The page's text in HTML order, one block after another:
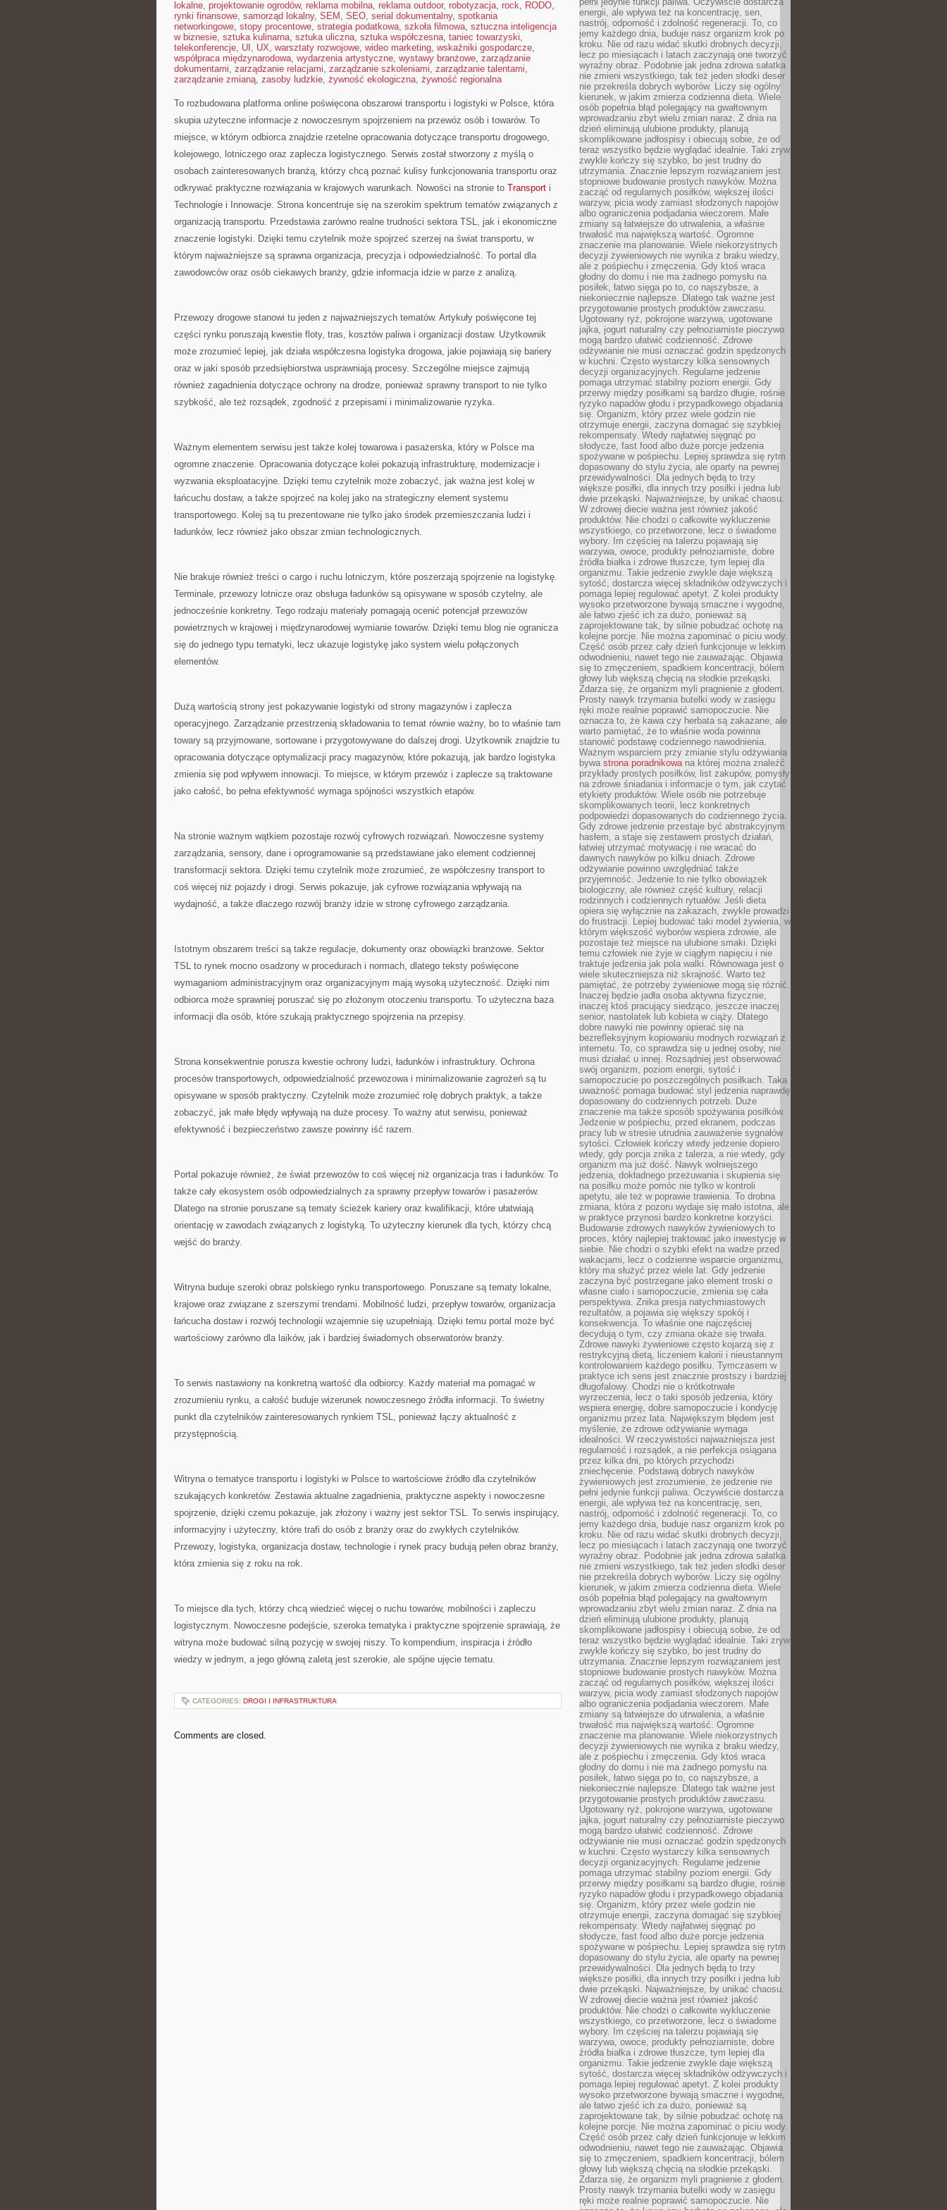
lokalne, projektowanie ogrodów, reklama mobilna, reklama outdoor, robotyzacja, rock, RODO,
rynki finansowe, samorząd lokalny, SEM , SEO, serial dokumentalny, spotkania
networkingowe, stopy procentowe, strategia podatkowa, szkoła filmowa, sztuczna inteligencja
w biznesie, sztuka kulinarna, sztuka uliczna, sztuka współczesna, taniec towarzyski,
telekonferencje, UI , UX, warsztaty rozwojowe, wideo marketing, wskaźniki gospodarcze,
współpraca międzynarodowa, wydarzenia artystyczne, wystawy branżowe, zarządzanie
dokumentami, zarządzanie relacjami, zarządzanie szkoleniami, zarządzanie talentami,
zarządzanie zmianą, zasoby ludzkie, żywność ekologiczna, żywność regionalna
To rozbudowana platforma online poświęcona obszarowi transportu i logistyki w Polsce, która
skupia użyteczne informacje z nowoczesnym spojrzeniem na przewóz osób i towarów. To
miejsce, w którym odbiorca znajdzie rzetelne opracowania dotyczące transportu drogowego,
kolejowego, lotniczego oraz zaplecza logistycznego. Serwis został stworzony z myślą o
osobach zainteresowanych branżą, którzy chcą poznać kulisy funkcjonowania transportu oraz
odkrywać praktyczne rozwiązania w krajowych warunkach. Nowości na stronie to Transport i
Technologie i Innowacje. Strona koncentruje się na szerokim spektrum tematów związanych z
organizacją transportu. Przedstawia zarówno realne trudności sektora TSL, jak i ekonomiczne
znaczenie logistyki. Dzięki temu czytelnik może spojrzeć szerzej na świat transportu, w
którym najważniejsze są sprawna organizacja, precyzja i odpowiedzialność. To portal dla
zawodowców oraz osób ciekawych branży, gdzie informacja idzie w parze z analizą.
Przewozy drogowe stanowi tu jeden z najważniejszych tematów. Artykuły poświęcone tej
części rynku poruszają kwestie floty, tras, kosztów paliwa i organizacji dostaw. Użytkownik
może zrozumieć lepiej, jak działa współczesna logistyka drogowa, jakie pojawiają się bariery
oraz w jaki sposób przedsiębiorstwa usprawniają procesy. Szczególne miejsce zajmują
również zagadnienia dotyczące ochrony na drodze, ponieważ sprawny transport to nie tylko
szybkość, ale też rozsądek, zgodność z przepisami i minimalizowanie ryzyka.
Ważnym elementem serwisu jest także kolej towarowa i pasażerska, który w Polsce ma
ogromne znaczenie. Opracowania dotyczące kolei pokazują infrastrukturę, modernizacje i
wyzwania eksploatacyjne. Dzięki temu czytelnik może zobaczyć, jak ważna jest kolej w
łańcuchu dostaw, a także spojrzeć na kolej jako na strategiczny element systemu
transportowego. Kolej są tu prezentowane nie tylko jako środek przemieszczania ludzi i
ładunków, lecz również jako obszar zmian technologicznych.
Nie brakuje również treści o cargo i ruchu lotniczym, które poszerzają spojrzenie na logistykę.
Terminale, przewozy lotnicze oraz obsługa ładunków są opisywane w sposób czytelny, ale
jednocześnie konkretny. Tego rodzaju materiały pomagają ocenić potencjał przewozów
powietrznych w krajowej i międzynarodowej wymianie towarów. Dzięki temu blog nie ogranicza
się do jednego typu tematyki, lecz ukazuje logistykę jako system wielu połączonych
elementów.
Dużą wartością strony jest pokazywanie logistyki od strony magazynów i zaplecza
operacyjnego. Zarządzanie przestrzenią składowania to temat równie ważny, bo to właśnie tam
towary są przyjmowane, sortowane i przygotowywane do dalszej drogi. Użytkownik znajdzie tu
opracowania dotyczące optymalizacji pracy magazynów, które pokazują, jak bardzo logistyka
zmienia się pod wpływem innowacji. To miejsce, w którym przewóz i zaplecze są traktowane
jako całość, bo pełna efektywność wymaga spójności wszystkich etapów.
Na stronie ważnym wątkiem pozostaje rozwój cyfrowych rozwiązań. Nowoczesne systemy
zarządzania, sensory, dane i oprogramowanie są przedstawiane jako element codziennej
transformacji sektora. Dzięki temu czytelnik może zrozumieć, że współczesny transport to
coś więcej niż pojazdy i drogi. Serwis pokazuje, jak cyfrowe rozwiązania wpływają na
wydajność, a także dlaczego rozwój branży idzie w stronę cyfrowego zarządzania.
Istotnym obszarem treści są także regulacje, dokumenty oraz obowiązki branżowe. Sektor
TSL to rynek mocno osadzony w procedurach i normach, dlatego teksty poświęcone
wymaganiom administracyjnym oraz organizacyjnym mają wysoką użyteczność. Dzięki nim
odbiorca może sprawniej poruszać się po złożonym otoczeniu transportu. To użyteczna baza
informacji dla osób, które szukają praktycznego spojrzenia na przepisy.
Strona konsekwentnie porusza kwestie ochrony ludzi, ładunków i infrastruktury. Ochrona
procesów transportowych, odpowiedzialność przewozowa i minimalizowanie zagrożeń są tu
opisywane w sposób praktyczny. Czytelnik może zrozumieć rolę dobrych praktyk, a także
zobaczyć, jak małe błędy wpływają na duże procesy. To ważny atut serwisu, ponieważ
efektywność i bezpieczeństwo zawsze powinny iść razem.
Portal pokazuje również, że świat przewozów to coś więcej niż organizacja tras i ładunków. To
także cały ekosystem osób odpowiedzialnych za sprawny przepływ towarów i pasażerów.
Dlatego na stronie poruszane są tematy ścieżek kariery oraz kwalifikacji, które ułatwiają
orientację w zawodach związanych z logistyką. To użyteczny kierunek dla tych, którzy chcą
wejść do branży.
Witryna buduje szeroki obraz polskiego rynku transportowego. Poruszane są tematy lokalne,
krajowe oraz związane z szerszymi trendami. Mobilność ludzi, przepływ towarów, organizacja
łańcucha dostaw i rozwój technologii wzajemnie się uzupełniają. Dzięki temu portal może być
wartościowy zarówno dla laików, jak i bardziej świadomych obserwatorów branży.
To serwis nastawiony na konkretną wartość dla odbiorcy. Każdy materiał ma pomagać w
zrozumieniu rynku, a całość buduje wizerunek nowoczesnego źródła informacji. To świetny
punkt dla czytelników zainteresowanych rynkiem TSL, ponieważ łączy aktualność z
przystępnością.
Witryna o tematyce transportu i logistyki w Polsce to wartościowe źródło dla czytelników
szukających konkretów. Zestawia aktualne zagadnienia, praktyczne aspekty i nowoczesne
spojrzenie, dzięki czemu pokazuje, jak złożony i ważny jest sektor TSL. To serwis inspirujący,
informacyjny i użyteczny, które trafi do osób z branży oraz do zwykłych czytelników.
Przewozy, logistyka, organizacja dostaw, technologie i rynek pracy budują pełen obraz branży,
która zmienia się z roku na rok.
To miejsce dla tych, którzy chcą wiedzieć więcej o ruchu towarów, mobilności i zapleczu
logistycznym. Nowoczesne podejście, szeroka tematyka i praktyczne spojrzenie sprawiają, że
witryna może budować silną pozycję w swojej niszy. To kompendium, inspiracja i źródło
wiedzy w jednym, a jego główną zaletą jest szerokie, ale spójne ujęcie tematu.
CATEGORIES: DROGI I INFRASTRUKTURA
Comments are closed.
energii, ale wpływa też na koncentrację, sen,
nastrój, odporność i zdolność regeneracji. To, co
jemy każdego dnia, buduje nasz organizm krok po
kroku. Nie od razu widać skutki drobnych decyzji,
lecz po miesiącach i latach zaczynają one tworzyć
wyraźny obraz. Podobnie jak jedna zdrowa sałatka
nie zmieni wszystkiego, tak też jeden słodki deser
nie przekreśla dobrych wyborów. Liczy się ogólny
kierunek, w jakim zmierza codzienna dieta. Wiele
osób popełnia błąd polegający na gwałtownym
wprowadzaniu zbyt wielu zmian naraz. Z dnia na
dzień eliminują ulubione produkty, planują
skomplikowane jadłospisy i obiecują sobie, że od
teraz wszystko będzie wyglądać idealnie. Taki zryw
zwykle kończy się szybko, bo jest trudny do
utrzymania. Znacznie lepszym rozwiązaniem jest
stopniowe budowanie prostych nawyków. Można
zacząć od regularnych posiłków, większej ilości
warzyw, picia wody zamiast słodzonych napojów
albo ograniczenia podjadania wieczorem. Małe
zmiany są łatwiejsze do utrwalenia, a właśnie
trwałość ma największą wartość. Ogromne
znaczenie ma planowanie. Wiele niekorzystnych
decyzji żywieniowych nie wynika z braku wiedzy,
ale z pośpiechu i zmęczenia. Gdy ktoś wraca
głodny do domu i nie ma żadnego pomysłu na
posiłek, łatwo sięga po to, co najszybsze, a
niekoniecznie najlepsze. Dlatego tak ważne jest
przygotowanie prostych produktów zawczasu.
Ugotowany ryż, pokrojone warzywa, ugotowane
jajka, jogurt naturalny czy pełnoziarniste pieczywo
mogą bardzo ułatwić codzienność. Zdrowe
odżywianie nie musi oznaczać godzin spędzonych
w kuchni. Często wystarczy kilka sensownych
decyzji organizacyjnych. Regularne jedzenie
pomaga utrzymać stabilny poziom energii. Gdy
przerwy między posiłkami są bardzo długie, rośnie
ryzyko napadów głodu i przypadkowego objadania
się. Organizm, który przez wiele godzin nie
otrzymuje energii, zaczyna domagać się szybkiej
rekompensaty. Wtedy najłatwiej sięgnąć po
słodycze, fast food albo duże porcje jedzenia
spożywane w pośpiechu. Lepiej sprawdza się rytm
dopasowany do stylu życia, ale oparty na pewnej
przewidywalności. Dla jednych będą to trzy
większe posiłki, dla innych trzy posiłki i jedna lub
dwie przekąski. Najważniejsze, by unikać chaosu.
W zdrowej diecie ważna jest również jakość
produktów. Nie chodzi o całkowite wykluczenie
wszystkiego, co przetworzone, lecz o świadome
wybory. Im częściej na talerzu pojawiają się
warzywa, owoce, produkty pełnoziarniste, dobre
źródła białka i zdrowe tłuszcze, tym lepiej dla
organizmu. Takie jedzenie zwykle daje większą
sytość, dostarcza więcej składników odżywczych i
pomaga lepiej regulować apetyt. Z kolei produkty
wysoko przetworzone bywają smaczne i wygodne,
ale łatwo zjeść ich za dużo, ponieważ są
zaprojektowane tak, by silnie pobudzać ochotę na
kolejne porcje. Nie można zapominać o piciu wody.
Część osób przez cały dzień funkcjonuje w lekkim
odwodnieniu, nawet tego nie zauważając. Objawia
się to zmęczeniem, spadkiem koncentracji, bólem
głowy lub większą chęcią na słodkie przekąski.
Zdarza się, że organizm myli pragnienie z głodem.
Prosty nawyk trzymania butelki wody w zasięgu
ręki może realnie poprawić samopoczucie. Nie
oznacza to, że kawa czy herbata są zakazane, ale
warto pamiętać, że to właśnie woda powinna
stanowić podstawę codziennego nawodnienia.
Ważnym wsparciem przy zmianie stylu odżywiania
bywa strona poradnikowana której można znaleźć
przykłady prostych posiłków, list zakupów, pomysły
na zdrowe śniadania i informacje o tym, jak czytać
etykiety produktów. Wiele osób nie potrzebuje
skomplikowanych teorii, lecz konkretnych
podpowiedzi dopasowanych do codziennego życia.
Gdy zdrowe jedzenie przestaje być abstrakcyjnym
hasłem, a staje się zestawem prostych działań,
łatwiej utrzymać motywację i nie wracać do
dawnych nawyków po kilku dniach. Zdrowe
odżywianie powinno uwzględniać także
przyjemność. Jedzenie to nie tylko obowiązek
biologiczny, ale również część kultury, relacji
rodzinnych i codziennych rytuałów. Jeśli dieta
opiera się wyłącznie na zakazach, zwykle prowadzi
do frustracji. Lepiej budować taki model żywienia, w
którym większość wyborów wspiera zdrowie, ale
pozostaje też miejsce na ulubione smaki. Dzięki
temu człowiek nie żyje w ciągłym napięciu i nie
traktuje jedzenia jak pola walki. Równowaga jest o
wiele skuteczniejsza niż skrajność. Warto też
pamiętać, że potrzeby żywieniowe mogą się różnić.
Inaczej będzie jadła osoba aktywna fizycznie,
inaczej ktoś pracujący siedząco, jeszcze inaczej
senior, nastolatek lub kobieta w ciąży. Dlatego
dobre nawyki nie powinny opierać się na
bezrefleksyjnym kopiowaniu modnych rozwiązań z
internetu. To, co sprawdza się u jednej osoby, nie
musi działać u innej. Rozsądniej jest obserwować
swój organizm, poziom energii, sytość i
samopoczucie po poszczególnych posiłkach. Taka
uważność pomaga budować styl jedzenia naprawdę
dopasowany do codziennych potrzeb. Duże
znaczenie ma także sposób spożywania posiłków.
Jedzenie w pośpiechu, przed ekranem, podczas
pracy lub w stresie utrudnia zauważenie sygnałów
sytości. Człowiek kończy wtedy jedzenie dopiero
wtedy, gdy porcja znika z talerza, a nie wtedy, gdy
organizm ma już dość. Nawyk wolniejszego
jedzenia, dokładnego przeżuwania i skupienia się
na posiłku może pomóc nie tylko w kontroli
apetytu, ale też w poprawie trawienia. To drobna
zmiana, która z pozoru wydaje się mało istotna, ale
w praktyce przynosi bardzo konkretne korzyści.
Budowanie zdrowych nawyków żywieniowych to
proces, który najlepiej traktować jako inwestycję w
siebie. Nie chodzi o szybki efekt na wadze przed
wakacjami, lecz o codzienne wsparcie organizmu,
który ma służyć przez wiele lat. Gdy jedzenie
zaczyna być postrzegane jako element troski o
własne ciało i samopoczucie, zmienia się cała
perspektywa. Znika presja natychmiastowych
rezultatów, a pojawia się większy spokój i
konsekwencja. To właśnie one najczęściej
decydują o tym, czy zmiana okaże się trwała.
Zdrowe nawyki żywieniowe często kojarzą się z
restrykcyjną dietą, liczeniem kalorii i nieustannym
kontrolowaniem każdego posiłku. Tymczasem w
praktyce ich sens jest znacznie prostszy i bardziej
długofalowy. Chodzi nie o krótkotrwałe
wyrzeczenia, lecz o taki sposób jedzenia, który
wspiera energię, dobre samopoczucie i kondycję
organizmu przez lata. Największym błędem jest
myślenie, że zdrowe odżywianie wymaga
idealności. W rzeczywistości najważniejsza jest
regularność i rozsądek, a nie perfekcja osiągana
przez kilka dni, po których przychodzi
zniechęcenie. Podstawą dobrych nawyków
żywieniowych jest zrozumienie, że jedzenie nie
pełni jedynie funkcji paliwa. Oczywiście dostarcza
energii, ale wpływa też na koncentrację, sen,
nastrój, odporność i zdolność regeneracji. To, co
jemy każdego dnia, buduje nasz organizm krok po
kroku. Nie od razu widać skutki drobnych decyzji,
lecz po miesiącach i latach zaczynają one tworzyć
wyraźny obraz. Podobnie jak jedna zdrowa sałatka
nie zmieni wszystkiego, tak też jeden słodki deser
nie przekreśla dobrych wyborów. Liczy się ogólny
kierunek, w jakim zmierza codzienna dieta. Wiele
osób popełnia błąd polegający na gwałtownym
wprowadzaniu zbyt wielu zmian naraz. Z dnia na
dzień eliminują ulubione produkty, planują
skomplikowane jadłospisy i obiecują sobie, że od
teraz wszystko będzie wyglądać idealnie. Taki zryw
zwykle kończy się szybko, bo jest trudny do
utrzymania. Znacznie lepszym rozwiązaniem jest
stopniowe budowanie prostych nawyków. Można
zacząć od regularnych posiłków, większej ilości
warzyw, picia wody zamiast słodzonych napojów
albo ograniczenia podjadania wieczorem. Małe
zmiany są łatwiejsze do utrwalenia, a właśnie
trwałość ma największą wartość. Ogromne
znaczenie ma planowanie. Wiele niekorzystnych
decyzji żywieniowych nie wynika z braku wiedzy,
ale z pośpiechu i zmęczenia. Gdy ktoś wraca
głodny do domu i nie ma żadnego pomysłu na
posiłek, łatwo sięga po to, co najszybsze, a
niekoniecznie najlepsze. Dlatego tak ważne jest
przygotowanie prostych produktów zawczasu.
Ugotowany ryż, pokrojone warzywa, ugotowane
jajka, jogurt naturalny czy pełnoziarniste pieczywo
mogą bardzo ułatwić codzienność. Zdrowe
odżywianie nie musi oznaczać godzin spędzonych
w kuchni. Często wystarczy kilka sensownych
decyzji organizacyjnych. Regularne jedzenie
pomaga utrzymać stabilny poziom energii. Gdy
przerwy między posiłkami są bardzo długie, rośnie
ryzyko napadów głodu i przypadkowego objadania
się. Organizm, który przez wiele godzin nie
otrzymuje energii, zaczyna domagać się szybkiej
rekompensaty. Wtedy najłatwiej sięgnąć po
słodycze, fast food albo duże porcje jedzenia
spożywane w pośpiechu. Lepiej sprawdza się rytm
dopasowany do stylu życia, ale oparty na pewnej
przewidywalności. Dla jednych będą to trzy
większe posiłki, dla innych trzy posiłki i jedna lub
dwie przekąski. Najważniejsze, by unikać chaosu.
W zdrowej diecie ważna jest również jakość
produktów. Nie chodzi o całkowite wykluczenie
wszystkiego, co przetworzone, lecz o świadome
wybory. Im częściej na talerzu pojawiają się
warzywa, owoce, produkty pełnoziarniste, dobre
źródła białka i zdrowe tłuszcze, tym lepiej dla
organizmu. Takie jedzenie zwykle daje większą
sytość, dostarcza więcej składników odżywczych i
pomaga lepiej regulować apetyt. Z kolei produkty
wysoko przetworzone bywają smaczne i wygodne,
ale łatwo zjeść ich za dużo, ponieważ są
zaprojektowane tak, by silnie pobudzać ochotę na
kolejne porcje. Nie można zapominać o piciu wody.
Część osób przez cały dzień funkcjonuje w lekkim
odwodnieniu, nawet tego nie zauważając. Objawia
się to zmęczeniem, spadkiem koncentracji, bólem
głowy lub większą chęcią na słodkie przekąski.
Zdarza się, że organizm myli pragnienie z głodem.
Prosty nawyk trzymania butelki wody w zasięgu
ręki może realnie poprawić samopoczucie. Nie